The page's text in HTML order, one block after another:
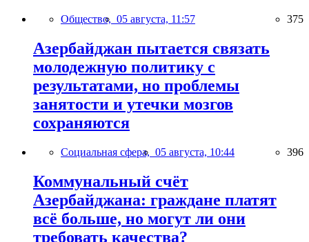
Общество, 05 августа, 11:57 375
Азербайджан пытается связать
молодежную политику с
результатами, но проблемы
занятости и утечки мозгов
сохраняются
Социальная сфера, 05 августа, 10:44 396
Коммунальный счёт
Азербайджана: граждане платят
всё больше, но могут ли они
требовать качества?